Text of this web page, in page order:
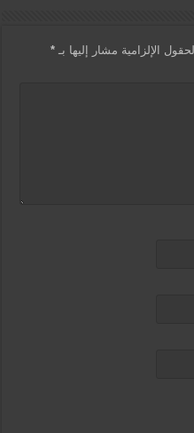
الحقول الإلزامية مشار إليها بـ*